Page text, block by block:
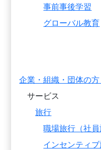
事前事後学習
グローバル教育
企業・組織・団体の
サービス
旅行
職場旅行（社員
インセンティブ